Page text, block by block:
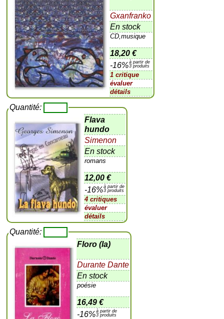
Gxanfranko
En stock
CD,musique
18,20 €
-16%à partir de
3 produits
1 critique
évaluer
détails
Quantité:
Flava
hundo
Simenon
En stock
romans
12,00 €
-16%à partir de
3 produits
4 critiques
évaluer
détails
Quantité:
Floro (la)
Durante Dante
En stock
poésie
16,49 €
-16%à partir de
3 produits